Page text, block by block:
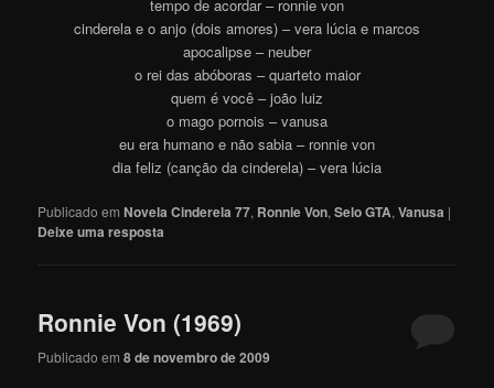
tempo de acordar – ronnie von
cinderela e o anjo (dois amores) – vera lúcia e marcos
apocalipse – neuber
o rei das abóboras – quarteto maior
quem é você – joão luiz
o mago pornois – vanusa
eu era humano e não sabia – ronnie von
dia feliz (canção da cinderela) – vera lúcia
Publicado em Novela Cinderela 77, Ronnie Von,Selo GTA,Vanusa |
Deixe uma resposta
Ronnie Von (1969)
Publicado em8 de novembro de 2009